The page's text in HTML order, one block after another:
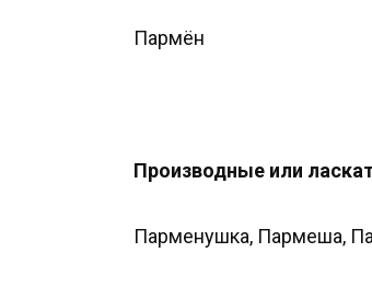
Пармён
Производные или
Парменушка, Пармеша,